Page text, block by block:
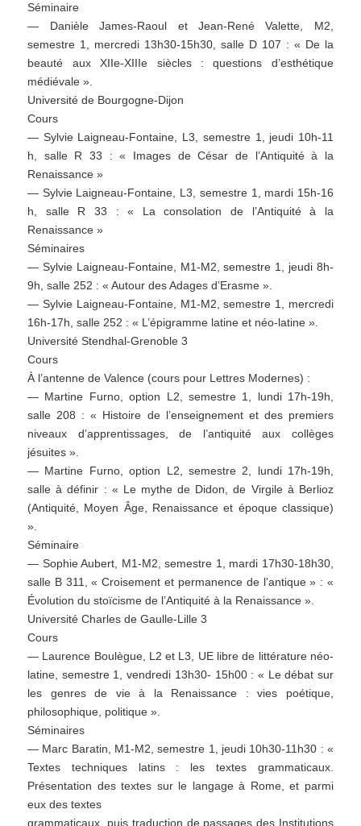
Séminaire
— Danièle James-Raoul et Jean-René Valette, M2,
semestre 1, mercredi 13h30-15h30, salle D 107 : « De la
beauté aux XIIe-XIIIe siècles : questions d’esthétique
médiévale ».
Université de Bourgogne-Dijon
Cours
— Sylvie Laigneau-Fontaine, L3, semestre 1, jeudi 10h-11
h, salle R 33 : « Images de César de l’Antiquité à la
Renaissance »
— Sylvie Laigneau-Fontaine, L3, semestre 1, mardi 15h-16
h, salle R 33 : « La consolation de l’Antiquité à la
Renaissance »
Séminaires
— Sylvie Laigneau-Fontaine, M1-M2, semestre 1, jeudi 8h-
9h, salle 252 : « Autour des Adages d’Erasme ».
— Sylvie Laigneau-Fontaine, M1-M2, semestre 1, mercredi
16h-17h, salle 252 : « L’épigramme latine et néo-latine ».
Université Stendhal-Grenoble 3
Cours
À l’antenne de Valence (cours pour Lettres Modernes) :
— Martine Furno, option L2, semestre 1, lundi 17h-19h,
salle 208 : « Histoire de l’enseignement et des premiers
niveaux d’apprentissages, de l’antiquité aux collèges
jésuites ».
— Martine Furno, option L2, semestre 2, lundi 17h-19h,
salle à définir : « Le mythe de Didon, de Virgile à Berlioz
(Antiquité, Moyen Âge, Renaissance et époque classique)
».
Séminaire
— Sophie Aubert, M1-M2, semestre 1, mardi 17h30-18h30,
salle B 311, « Croisement et permanence de l’antique » : «
Évolution du stoïcisme de l’Antiquité à la Renaissance ».
Université Charles de Gaulle-Lille 3
Cours
— Laurence Boulègue, L2 et L3, UE libre de littérature néo-
latine, semestre 1, vendredi 13h30- 15h00 : « Le débat sur
les genres de vie à la Renaissance : vies poétique,
philosophique, politique ».
Séminaires
— Marc Baratin, M1-M2, semestre 1, jeudi 10h30-11h30 : «
Textes techniques latins : les textes grammaticaux.
Présentation des textes sur le langage à Rome, et parmi
eux des textes
grammaticaux, puis traduction de passages des Institutions